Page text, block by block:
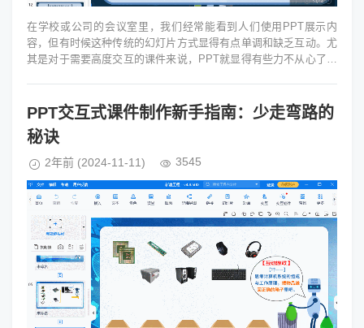
在学校或公司的会议室里，我们经常能看到人们使用PPT展示内
容，但有时候这种传统的幻灯片方式显得有点单调和缺乏互动。尤
其是对于需要高度交互的课件来说，PPT就显得有些力不从心了。
PPT交互式课件制作新手指南：少走弯路的
秘诀
2年前 (2024-11-11) 3545